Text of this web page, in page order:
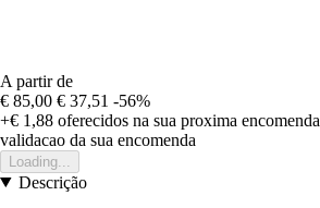
A partir de
€ 85,00 € 37,51 -56%
+€ 1,88 oferecidos na sua proxima encomenda
validacao da sua encomenda
Loading...
Descrição